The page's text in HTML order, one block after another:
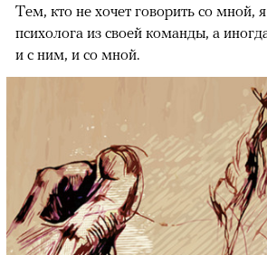
Тем, кто не хочет говорить со мной,
психолога из своей команды, а
и с ним, и со мной.